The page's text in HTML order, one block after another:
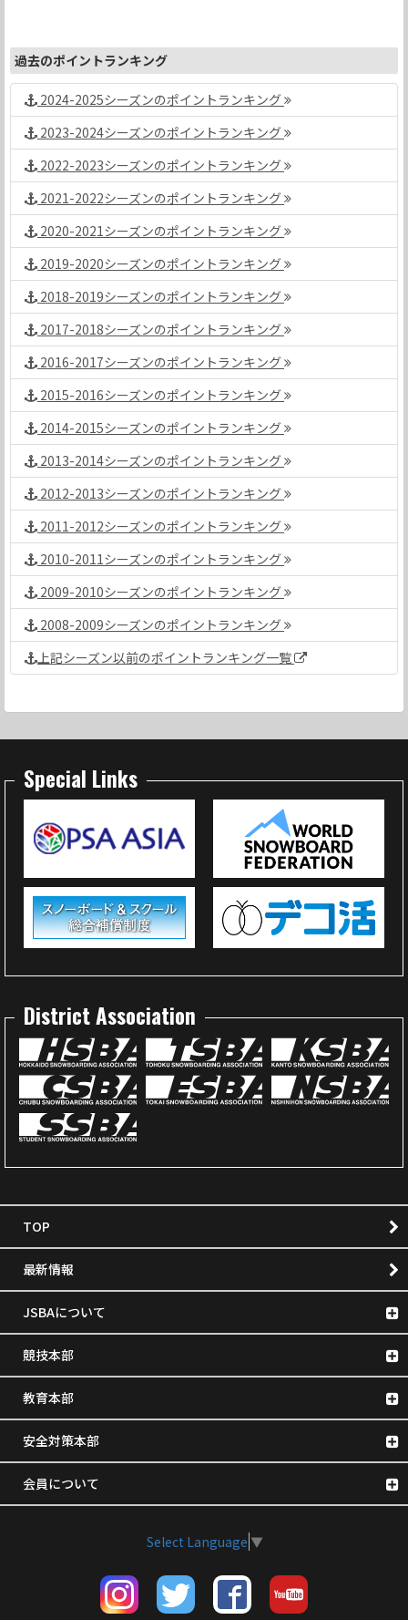
過去のポイントランキング
2024-2025シーズンのポイントランキング
2023-2024シーズンのポイントランキング
2022-2023シーズンのポイントランキング
2021-2022シーズンのポイントランキング
2020-2021シーズンのポイントランキング
2019-2020シーズンのポイントランキング
2018-2019シーズンのポイントランキング
2017-2018シーズンのポイントランキング
2016-2017シーズンのポイントランキング
2015-2016シーズンのポイントランキング
2014-2015シーズンのポイントランキング
2013-2014シーズンのポイントランキング
2012-2013シーズンのポイントランキング
2011-2012シーズンのポイントランキング
2010-2011シーズンのポイントランキング
2009-2010シーズンのポイントランキング
2008-2009シーズンのポイントランキング
上記シーズン以前のポイントランキング一覧
Special Links
District Association
TOP
最新情報
JSBAについて
競技本部
教育本部
安全対策本部
会員について
Select Language ▼